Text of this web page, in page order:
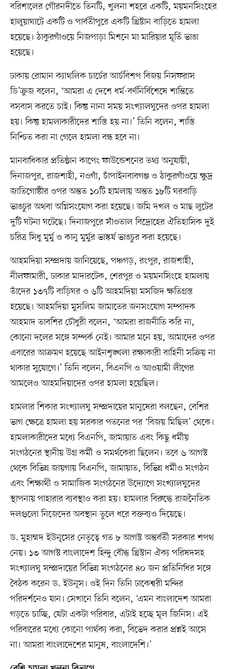
বরিশালের গৌরনদীতে তিনটি, খুলনা শহরে একটি, ময়মনসিংহের
হালুয়াঘাটে একটি ও পার্বতীপুরে একটি খ্রিষ্টান বাড়িতে হামলা
হয়েছে। ঠাকুরগাঁওয়ে নিজপাড়া মিশনে মা মারিয়ার মূর্তি ভাঙা
হয়েছে।
ঢাকায় রোমান ক্যাথলিক চার্চের আর্চবিশপ বিজয় নিসফরাস
ডি’ক্রুজ বলেন, ‘আমরা এ দেশে ধর্ম-বর্ণনির্বিশেষে শান্তিতে
বসবাস করতে চাই। কিন্তু নানা সময় সংখ্যালঘুদের ওপর হামলা
হয়। কিন্তু হামলাকারীদের শাস্তি হয় না।’ তিনি বলেন, শাস্তি
নিশ্চিত করা না গেলে হামলা বন্ধ হবে না।
মানবাধিকার প্রতিষ্ঠান কাপেং ফাউন্ডেশনের তথ্য অনুযায়ী,
দিনাজপুর, রাজশাহী, নওগাঁ, চাঁপাইনবাবগঞ্জ ও ঠাকুরগাঁওয়ে ক্ষুদ্র
জাতিগোষ্ঠীর ওপর অন্তত ১০টি হামলায় অন্তত ১৮টি ঘরবাড়ি
ভাঙচুর অথবা অগ্নিসংযোগ করা হয়েছে। জমি দখল ও মাছ লুটের
দুটি ঘটনা ঘটেছে। দিনাজপুরে সাঁওতাল বিদ্রোহের ঐতিহাসিক দুই
চরিত্র সিধু মুর্মু ও কানু মুর্মুর ভাস্কর্য ভাঙচুর করা হয়েছে।
আহমদিয়া সম্প্রদায় জানিয়েছে, পঞ্চগড়, রংপুর, রাজশাহী,
নীলফামারী, ঢাকার মাদারটেক, শেরপুর ও ময়মনসিংহে হামলায়
তাঁদের ১৩৭টি বাড়িঘর ও ৬টি আহমদিয়া মসজিদ ক্ষতিগ্রস্ত
হয়েছে। আহমদিয়া মুসলিম জামাতের জনসংযোগ সম্পাদক
আহমাদ তাবশির চৌধুরী বলেন, ‘আমরা রাজনীতি করি না,
কোনো দলের সঙ্গে সম্পর্ক নেই। আমার মনে হয়, আমাদের ওপর
এবারের আক্রমণ হয়েছে আইনশৃঙ্খলা রক্ষাকারী বাহিনী সক্রিয় না
থাকার সুযোগে।’ তিনি বলেন, বিএনপি ও আওয়ামী লীগের
আমলেও আহমদিয়াদের ওপর হামলা হয়েছিল।
হামলার শিকার সংখ্যালঘু সম্প্রদায়ের মানুষেরা বলছেন, বেশির
ভাগ ক্ষেত্রে হামলা হয় সরকার পতনের পর ‘বিজয় মিছিল’ থেকে।
হামলাকারীদের মধ্যে বিএনপি, জামায়াত এবং কিছু ধর্মীয়
সংগঠনের স্থানীয় উগ্র কর্মী ও সমর্থকেরা ছিলেন। তবে ৬ আগস্ট
থেকে বিভিন্ন জায়গায় বিএনপি, জামায়াত, বিভিন্ন ধর্মীও সংগঠন
এবং শিক্ষার্থী ও সামাজিক সংগঠনের উদ্যোগে সংখ্যালঘুদের
স্থাপনায় পাহারার ব্যবস্থাও করা হয়। হামলার বিরুদ্ধে রাজনৈতিক
দলগুলো নিজেদের অবস্থান তুলে ধরে বক্তব্যও দিয়েছে।
ড. মুহাম্মদ ইউনূসের নেতৃত্বে গত ৮ আগস্ট অন্তর্বর্তী সরকার শপথ
নেয়। ১৩ আগস্ট বাংলাদেশ হিন্দু বৌদ্ধ খ্রিস্টান ঐক্য পরিষদসহ
সংখ্যালঘু সম্প্রদায়ের বিভিন্ন সংগঠনের ৪০ জন প্রতিনিধির সঙ্গে
বৈঠক করেন ড. ইউনূস। ওই দিন তিনি ঢাকেশ্বরী মন্দির
পরিদর্শনেও যান। সেখানে তিনি বলেন, ‘এমন বাংলাদেশ আমরা
গড়তে চাচ্ছি, যেটা একটা পরিবার, এটাই হচ্ছে মূল জিনিস। এই
পরিবারের মধ্যে কোনো পার্থক্য করা, বিভেদ করার প্রশ্নই আসে
না। আমরা বাংলাদেশের মানুষ, বাংলাদেশি।’